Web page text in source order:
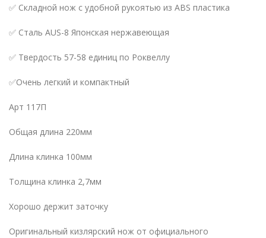
✅ Складной нож с удобной рукоятью из ABS пластика
✅ Сталь AUS-8 Японская нержавеющая
✅ Твердость 57-58 единиц по Роквеллу
✅Очень легкий и компактный
Арт 117П
Общая длина 220мм
Длина клинка 100мм
Толщина клинка 2,7мм
Хорошо держит заточку
Оригинальный кизлярский нож от официального